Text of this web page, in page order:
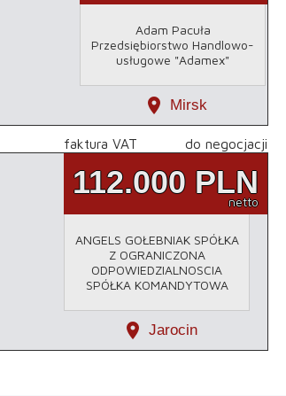
Adam Pacuła
Przedsiębiorstwo Handlowo-
usługowe "Adamex"
location_on Mirsk
faktura VAT do negocjacji
112.000 PLN
netto
ANGELS GOŁEBNIAK SPÓŁKA
Z OGRANICZONA
ODPOWIEDZIALNOSCIA
SPÓŁKA KOMANDYTOWA
location_on Jarocin